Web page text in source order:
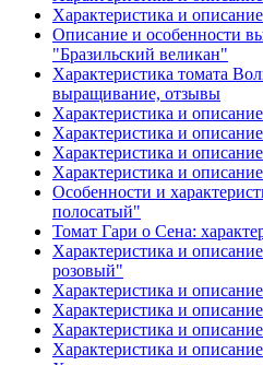
Характеристика и
Описание и особенности
"Бразильский великан"
Характеристика томата
выращивание, отзывы
Характеристика и
Характеристика и
Характеристика и
Характеристика и
Особенности и
полосатый"
Томат Гари о Сена:
Характеристика и
розовый"
Характеристика и
Характеристика и
Характеристика и
Характеристика и